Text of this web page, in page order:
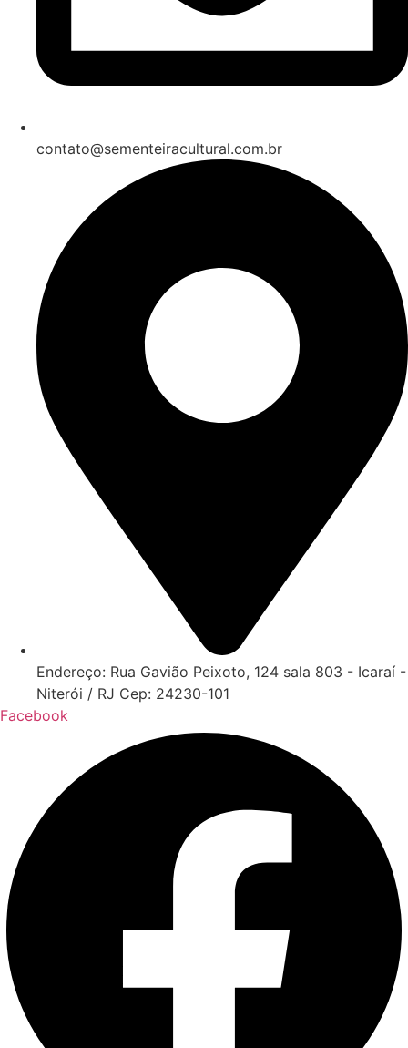
contato@sementeiracultural.com.br
Endereço: Rua Gavião Peixoto, 124 sala 803 - Icaraí -
Niterói / RJ Cep: 24230-101
Facebook